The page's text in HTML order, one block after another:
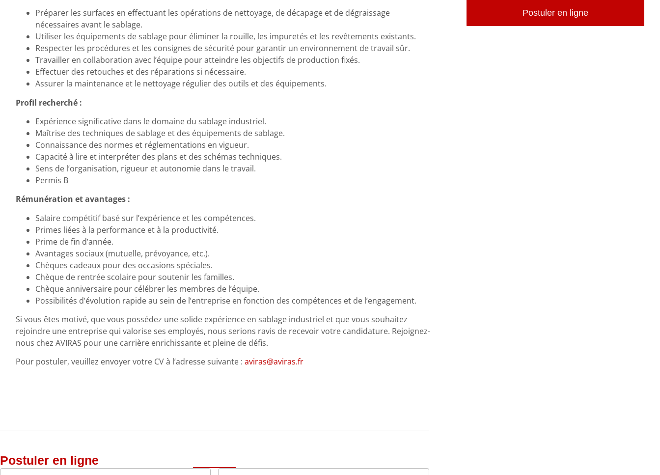
Préparer les surfaces en effectuant les opérations de nettoyage, de décapage et de dégraissage
nécessaires avant le sablage.
Utiliser les équipements de sablage pour éliminer la rouille, les impuretés et les revêtements existants.
Respecter les procédures et les consignes de sécurité pour garantir un environnement de travail sûr.
Travailler en collaboration avec l’équipe pour atteindre les objectifs de production fixés.
Effectuer des retouches et des réparations si nécessaire.
Assurer la maintenance et le nettoyage régulier des outils et des équipements.
Profil recherché :
Expérience significative dans le domaine du sablage industriel.
Maîtrise des techniques de sablage et des équipements de sablage.
Connaissance des normes et réglementations en vigueur.
Capacité à lire et interpréter des plans et des schémas techniques.
Sens de l’organisation, rigueur et autonomie dans le travail.
Permis B
Rémunération et avantages :
Salaire compétitif basé sur l’expérience et les compétences.
Primes liées à la performance et à la productivité.
Prime de fin d’année.
Avantages sociaux (mutuelle, prévoyance, etc.).
Chèques cadeaux pour des occasions spéciales.
Chèque de rentrée scolaire pour soutenir les familles.
Chèque anniversaire pour célébrer les membres de l’équipe.
Possibilités d’évolution rapide au sein de l’entreprise en fonction des compétences et de l’engagement.
Si vous êtes motivé, que vous possédez une solide expérience en sablage industriel et que vous souhaitez
rejoindre une entreprise qui valorise ses employés, nous serions ravis de recevoir votre candidature. Rejoignez-
nous chez AVIRAS pour une carrière enrichissante et pleine de défis.
Pour postuler, veuillez envoyer votre CV à l’adresse suivante : aviras@aviras.fr
Postuler en ligne
Postuler en ligne